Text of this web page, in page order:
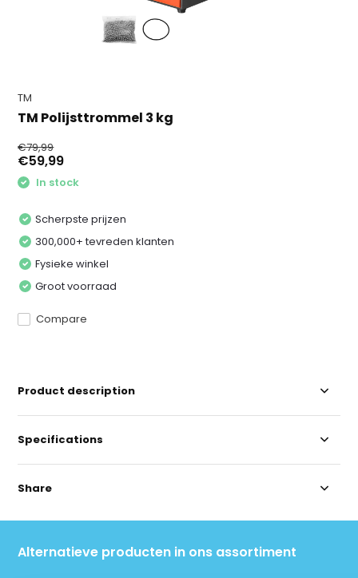
TM
TM Polijsttrommel 3 kg
€79,99
€59,99
In stock
Scherpste prijzen
300,000+ tevreden klanten
Fysieke winkel
Groot voorraad
Compare
Product description
Specifications
Share
Alternatieve producten in ons assortiment